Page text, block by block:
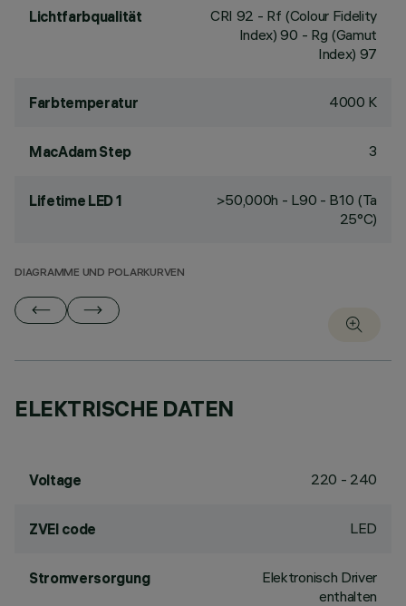
Lichtfarbqualität CRI 92 - Rf (Colour Fidelity
Index) 90 - Rg (Gamut
Index) 97
Farbtemperatur 4000 K
MacAdam Step 3
Lifetime LED 1
>50,000h - L90 - B10 (Ta
25°C)
DIAGRAMME UND POLARKURVEN
ELEKTRISCHE DATEN
Voltage 220 - 240
ZVEI code LED
Stromversorgung
Elektronisch Driver
enthalten